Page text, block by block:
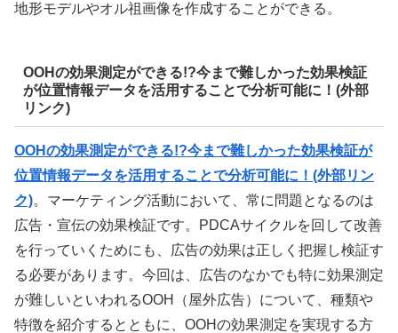
地形モデルやオル祖画像を作成することができる。
OOHの効果測定ができる!?今まで難しかった効果検証
が位置情報データを活用することで分析可能に！(外部
リンク)
OOHの効果測定ができる!?今まで難しかった効果検証が
位置情報データを活用することで分析可能に！(外部リン
ク)。マーケティング活動において、常に問題となるのは
広告・宣伝の効果検証です。PDCAサイクルを回して改善
を行っていくためにも、広告の効果は正しく把握し検証す
る必要があります。今回は、広告のなかでも特に効果測定
が難しいといわれるOOH（屋外広告）について、種類や
特徴を紹介するとともに、OOHの効果測定を実現する方